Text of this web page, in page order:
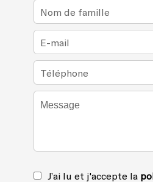
J’ai lu et j'accepte la